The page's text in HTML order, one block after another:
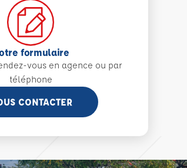
formulaire
vous en agence ou par
téléphone
CONTACTER